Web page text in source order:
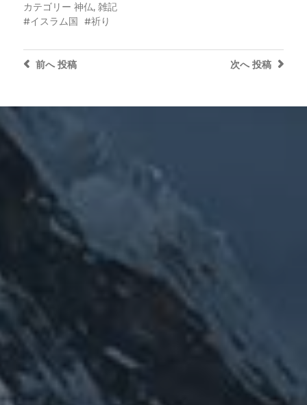
カテゴリー 神仏, 雑記
イスラム国
祈り
次へ 投稿
前へ投稿